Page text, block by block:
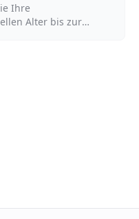
Ihre
Alter bis zur